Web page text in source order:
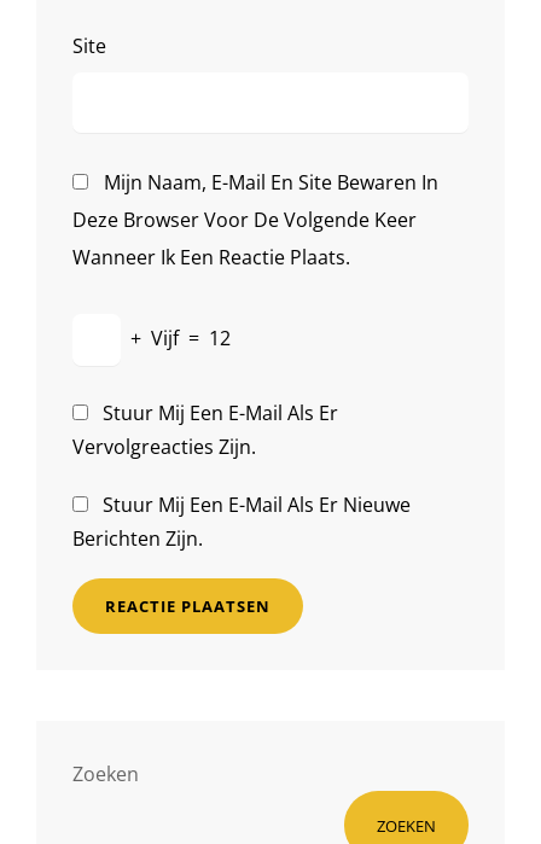
Site
Mijn Naam, E-Mail En Site Bewaren In
Deze Browser Voor De Volgende Keer
Wanneer Ik Een Reactie Plaats.
+ Vijf = 12
Stuur Mij Een E-Mail Als Er
Vervolgreacties Zijn.
Stuur Mij Een E-Mail Als Er Nieuwe
Berichten Zijn.
Zoeken
ZOEKEN